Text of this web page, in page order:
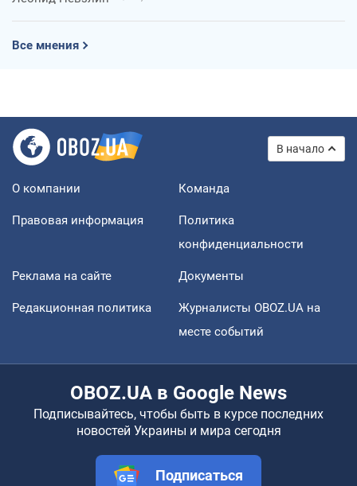
Все мнения
В начало
О компании Команда
Правовая информация
Политика
конфиденциальности
Реклама на сайте Документы
Редакционная политика
Журналисты OBOZ.UA на
месте событий
OBOZ.UA в Google News
Подписывайтесь, чтобы быть в курсе последних
новостей Украины и мира сегодня
Подписаться